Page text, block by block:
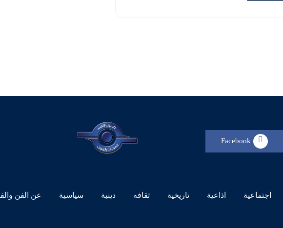
Facebook
اجتماعية اذاعية تاريخية ثقافه دينية سياسية عن الفن